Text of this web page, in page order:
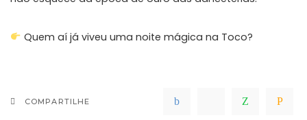
Quem aí já viveu uma noite mágica na Toco?
COMPARTILHE